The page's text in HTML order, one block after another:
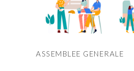
ASSEMBLEE GENERALE